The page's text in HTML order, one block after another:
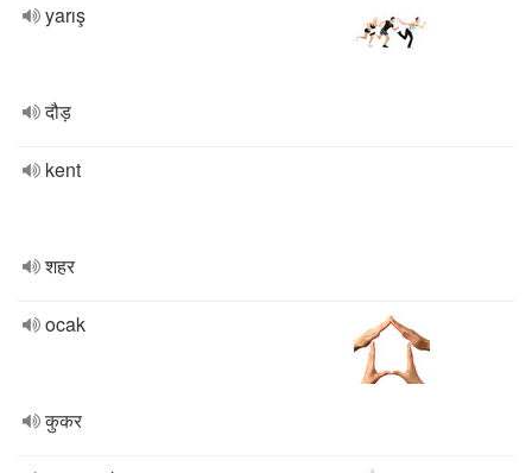
yarış
दौड़
kent
शहर
ocak
कुकर